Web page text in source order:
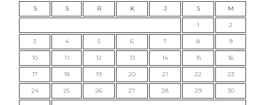
S S R K J S M
1 2
3 4 5 6 7 8 9
10 11 12 13 14 15 16
17 18 19 20 21 22 23
24 25 26 27 28 29 30